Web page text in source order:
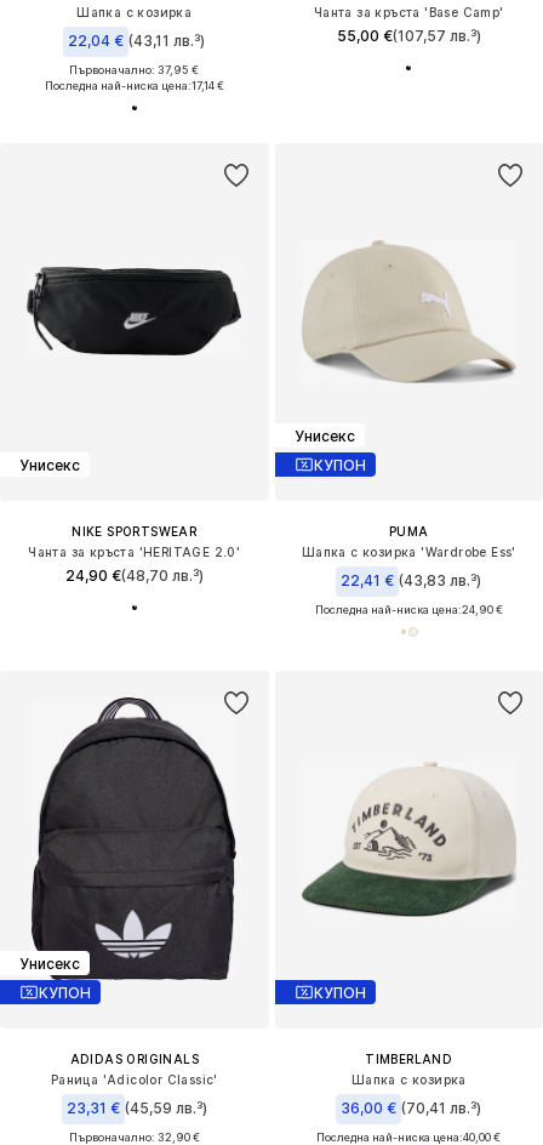
Шапка с козирка
22,04 € (43,11 лв.³)
Първоначално: 37,95 €
Последна най-ниска цена:17,14 €
Чанта за кръста 'Base Camp'
55,00 €(107,57 лв.³)
Унисекс
NIKE SPORTSWEAR
Чанта за кръста 'HERITAGE 2.0'
24,90 €(48,70 лв.³)
Унисекс
КУПОН
PUMA
Шапка с козирка 'Wardrobe Ess'
22,41 € (43,83 лв.³)
Последна най-ниска цена:24,90 €
Унисекс
КУПОН
ADIDAS ORIGINALS
Раница 'Adicolor Classic'
23,31 € (45,59 лв.³)
Първоначално: 32,90 €
КУПОН
TIMBERLAND
Шапка с козирка
36,00 € (70,41 лв.³)
Последна най-ниска цена:40,00 €